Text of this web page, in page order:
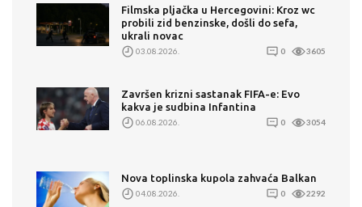
Filmska pljačka u Hercegovini: Kroz wc
probili zid benzinske, došli do sefa,
ukrali novac
03.08.2026. 0 3605
Završen krizni sastanak FIFA-e: Evo
kakva je sudbina Infantina
06.08.2026. 0 3054
Nova toplinska kupola zahvaća Balkan
04.08.2026. 0 2292